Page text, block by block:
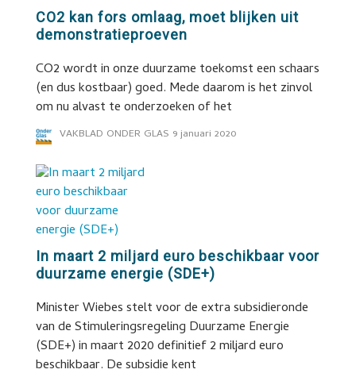
CO2 kan fors omlaag, moet blijken uit
demonstratieproeven
CO2 wordt in onze duurzame toekomst een schaars
(en dus kostbaar) goed. Mede daarom is het zinvol
om nu alvast te onderzoeken of het
VAKBLAD ONDER GLAS 9 januari 2020
In maart 2 miljard euro beschikbaar voor
duurzame energie (SDE+)
Minister Wiebes stelt voor de extra subsidieronde
van de Stimuleringsregeling Duurzame Energie
(SDE+) in maart 2020 definitief 2 miljard euro
beschikbaar. De subsidie kent